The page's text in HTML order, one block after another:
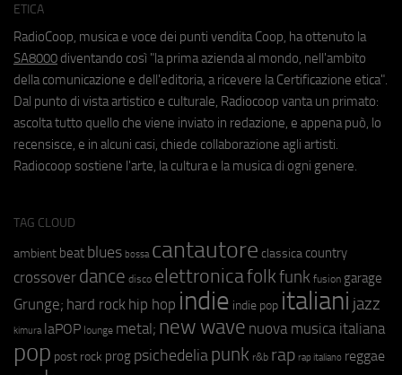
ETICA
RadioCoop, musica e voce dei punti vendita Coop, ha ottenuto la
SA8000 diventando così "la prima azienda al mondo, nell'ambito
della comunicazione e dell'editoria, a ricevere la Certificazione etica".
Dal punto di vista artistico e culturale, Radiocoop vanta un primato:
ascolta tutto quello che viene inviato in redazione, e appena può, lo
recensisce, e in alcuni casi, chiede collaborazione agli artisti.
Radiocoop sostiene l'arte, la cultura e la musica di ogni genere.
TAG CLOUD
ambient beat blues bossa cantautore classica country
crossover dance disco elettronicafolkfunk fusion garage
Grunge; hard rock hip hop indie indie pop italiani jazz
kimura laPOP lounge metal; new wave nuova musica italiana
pop post rock prog psichedeliapunk r&b rap rap italiano reggae